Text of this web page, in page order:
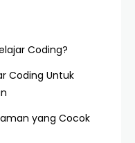
Coding?
Coding Untuk
yang Cocok